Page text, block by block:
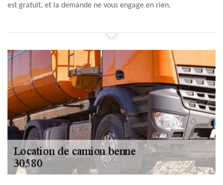
est gratuit, et la demande ne vous engage en rien.